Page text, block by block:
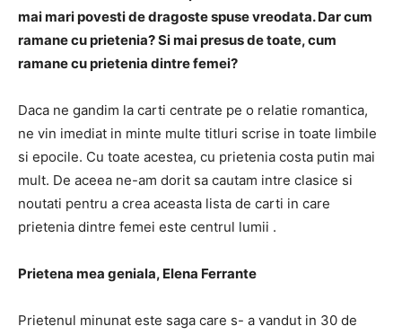
mai mari povesti de dragoste spuse vreodata. Dar cum
ramane cu prietenia? Si mai presus de toate, cum
ramane cu prietenia dintre femei?
Daca ne gandim la carti centrate pe o relatie romantica,
ne vin imediat in minte multe titluri scrise in toate limbile
si epocile. Cu toate acestea, cu prietenia costa putin mai
mult. De aceea ne-am dorit sa cautam intre clasice si
noutati pentru a crea aceasta lista de carti in care
prietenia dintre femei este centrul lumii .
Prietena mea geniala, Elena Ferrante
Prietenul minunat este saga care s- a vandut in 30 de